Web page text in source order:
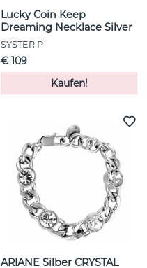
Lucky Coin Keep
Dreaming Necklace Silver
SYSTER P
€ 109
Kaufen!
ARIANE Silber CRYSTAL